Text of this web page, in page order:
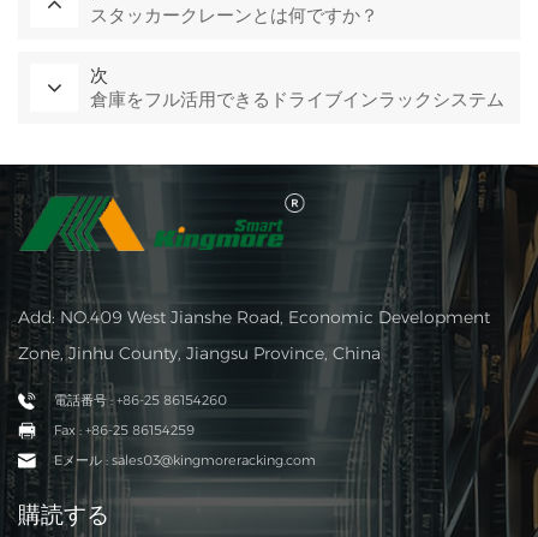
スタッカークレーンとは何ですか？
次
倉庫をフル活用できるドライブインラックシステム
Add: NO.409 West Jianshe Road, Economic Development
Zone, Jinhu County, Jiangsu Province, China
電話番号 : +86-25 86154260
Fax : +86-25 86154259
Eメール : sales03@kingmoreracking.com
購読する